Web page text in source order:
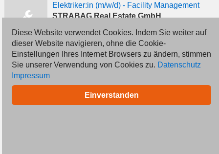
Elektriker:in (m/w/d) - Facility Management
STRABAG Real Estate GmbH
Entfernung:28,6km
Elektriker
Entfernung:28,7km
Diese Website verwendet Cookies. Indem Sie weiter auf
dieser Website navigieren, ohne die Cookie-
Einstellungen Ihres Internet Browsers zu ändern, stimmen
Sie unserer Verwendung von Cookies zu. Datenschutz
Impressum
Einverstanden